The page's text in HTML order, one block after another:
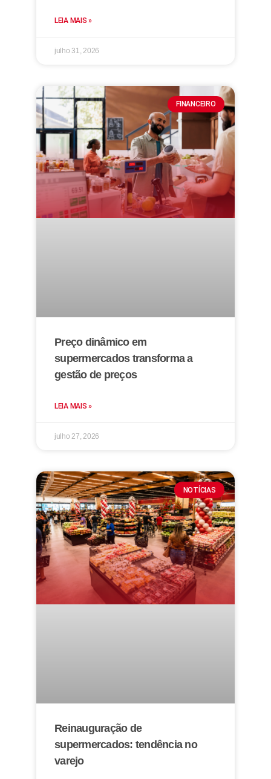
LEIA MAIS »
julho 31, 2026
FINANCEIRO
Preço dinâmico em
supermercados transforma a
gestão de preços
LEIA MAIS »
julho 27, 2026
NOTÍCIAS
Reinauguração de
supermercados: tendência no
varejo